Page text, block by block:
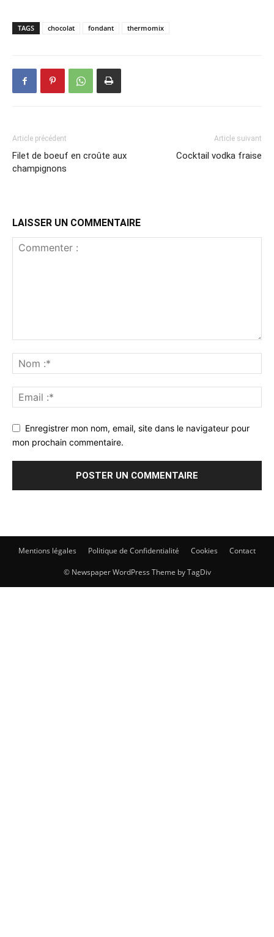
TAGS chocolat fondant thermomix
Article précédent
Filet de boeuf en croûte aux
champignons
Article suivant
Cocktail vodka fraise
LAISSER UN COMMENTAIRE
Enregistrer mon nom, email, site dans le navigateur pour
mon prochain commentaire.
Mentions légales Politique de Confidentialité Cookies Contact
© Newspaper WordPress Theme by TagDiv